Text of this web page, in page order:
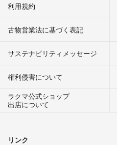
利用規約
古物営業法に基づく表記
サステナビリティメッセージ
権利侵害について
ラクマ公式ショップ
出店について
リンク